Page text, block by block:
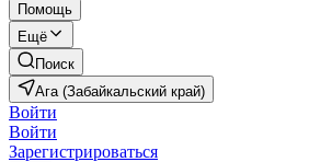
Помощь
Ещё
Поиск
Ага (Забайкальский край)
Войти
Войти
Зарегистрироваться